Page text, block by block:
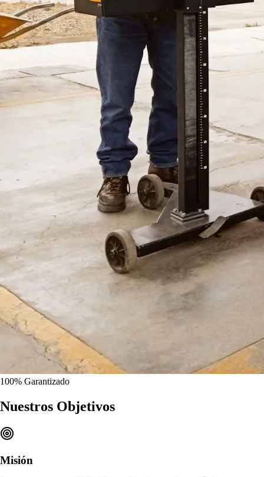
100% Garantizado
Nuestros Objetivos
Misión